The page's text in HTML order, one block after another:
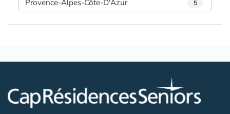
Provence-Alpes-Côte-D'Azur 5